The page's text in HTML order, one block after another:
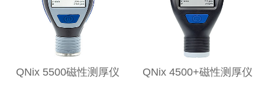
QNix 5500磁性测厚仪 QNix 4500+磁性测厚仪